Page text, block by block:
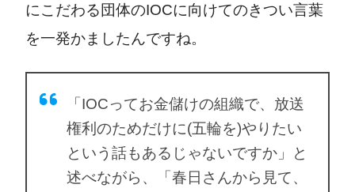
にこだわる団体のIOCに向けてのきつい言葉
を一発かましたんですね。
「IOCってお金儲けの組織で、放送
権利のためだけに(五輪を)やりたい
という話もあるじゃないですか」と
述べながら、「春日さんから見て、